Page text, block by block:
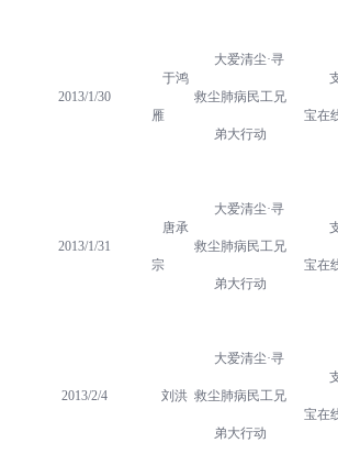
2013/1/30
于鸿
雁
大爱清尘·寻
救尘肺病民工兄
弟大行动
支
宝在
2013/1/31
唐承
宗
大爱清尘·寻
救尘肺病民工兄
弟大行动
支
宝在
2013/2/4 刘洪
大爱清尘·寻
救尘肺病民工兄
弟大行动
支
宝在